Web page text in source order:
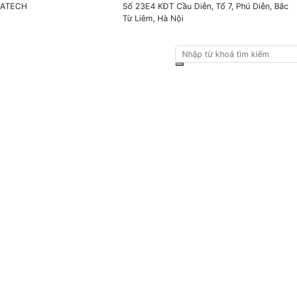
Số 23E4 KĐT Cầu Diễn, Tổ 7, Phú Diễn, Bắc
Từ Liêm, Hà Nội